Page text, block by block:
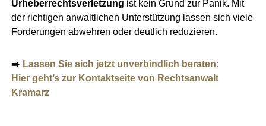
Urheberrechtsverletzung ist kein Grund zur Panik. Mit
der richtigen anwaltlichen Unterstützung lassen sich viele
Forderungen abwehren oder deutlich reduzieren.
➡️ Lassen Sie sich jetzt unverbindlich beraten:
Hier geht’s zur Kontaktseite von Rechtsanwalt
Kramarz